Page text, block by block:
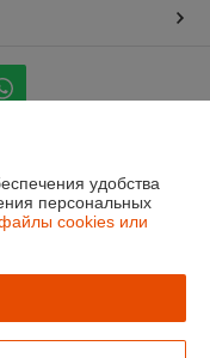
комитет
удобства
персональных
cookies или